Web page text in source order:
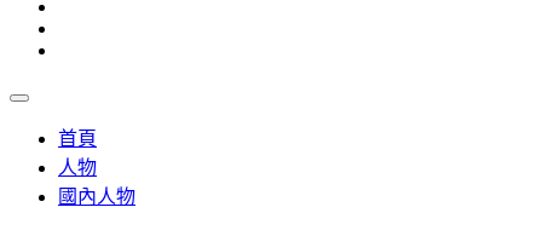
首頁
人物
國內人物